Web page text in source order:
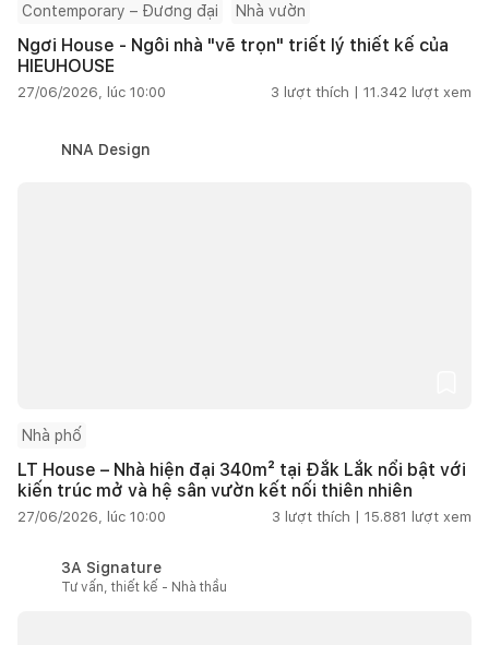
Contemporary – Đương đại Nhà vườn
Ngơi House - Ngôi nhà "vẽ trọn" triết lý thiết kế của
HIEUHOUSE
27/06/2026, lúc 10:00 3 lượt thích | 11.342 lượt xem
NNA Design
Nhà phố
LT House – Nhà hiện đại 340m² tại Đắk Lắk nổi bật với
kiến trúc mở và hệ sân vườn kết nối thiên nhiên
27/06/2026, lúc 10:00 3 lượt thích | 15.881 lượt xem
3A Signature
Tư vấn, thiết kế - Nhà thầu